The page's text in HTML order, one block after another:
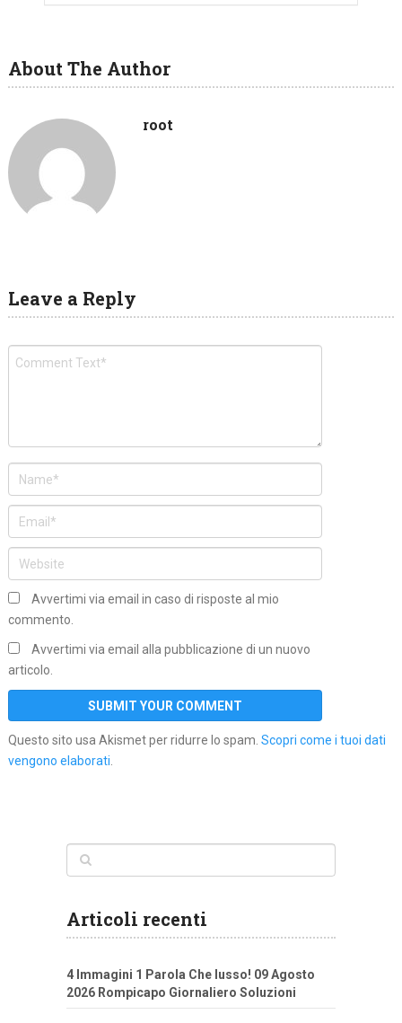
About The Author
root
Leave a Reply
Avvertimi via email in caso di risposte al mio
commento.
Avvertimi via email alla pubblicazione di un nuovo
articolo.
Questo sito usa Akismet per ridurre lo spam. Scopri come i tuoi dati
vengono elaborati.
Articoli recenti
4 Immagini 1 Parola Che lusso! 09 Agosto
2026 Rompicapo Giornaliero Soluzioni